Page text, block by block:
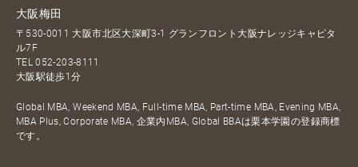
大阪梅田
〒530-0011 大阪市北区大深町3-1 グランフロント大阪ナレッジキャピタ
ル7F
TEL052-203-8111
大阪駅徒歩1分
Global MBA, Weekend MBA, Full-time MBA, Part-time MBA, Evening MBA,
MBA Plus, Corporate MBA, 企業内MBA, Global BBAは栗本学園の登録商標
です。